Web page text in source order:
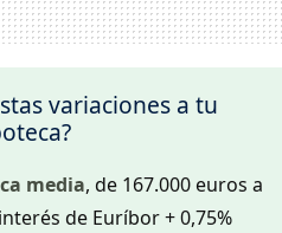
variaciones a tu
media, de 167.000 euros a
de Euríbor + 0,75%